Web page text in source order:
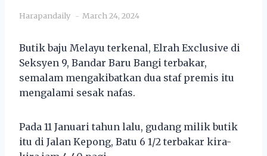
Harapandaily March 24, 2024
Butik baju Melayu terkenal, Elrah Exclusive di
Seksyen 9, Bandar Baru Bangi terbakar,
semalam mengakibatkan dua staf premis itu
mengalami sesak nafas.
Pada 11 Januari tahun lalu, gudang milik butik
itu di Jalan Kepong, Batu 6 1/2 terbakar kira-